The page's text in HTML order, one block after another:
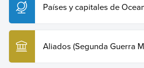
Países y capitales de
Aliados (Segunda Guerra